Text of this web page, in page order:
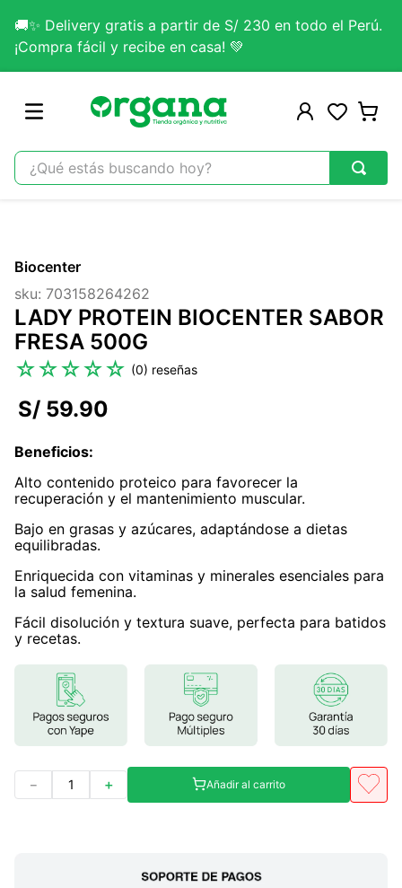
🚚✨ Delivery gratis a partir de S/ 230 en todo el Perú.
¡Compra fácil y recibe en casa! 💚
¿Qué estás buscando hoy?
2.
citrato magnesio
3.
colageno
4.
kefir
5 .
glicinato magnesio
8.
magnesio
9.
stevia
10
Biocenter
sku: 703158264262
LADY PROTEIN BIOCENTER SABOR
FRESA 500G
☆☆☆☆☆ (0)
S/ 59.90
Beneficios:
Alto contenido proteico para favorecer la
recuperación y el mantenimiento muscular.
Bajo en grasas y azúcares, adaptándose a dietas
equilibradas.
Enriquecida con vitaminas y minerales esenciales para
la salud femenina.
Fácil disolución y textura suave, perfecta para batidos
y recetas.
＋
－ Añadir al carrito